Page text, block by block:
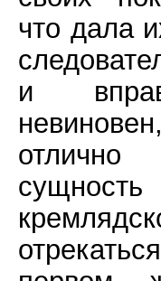
что дала
и
отлично